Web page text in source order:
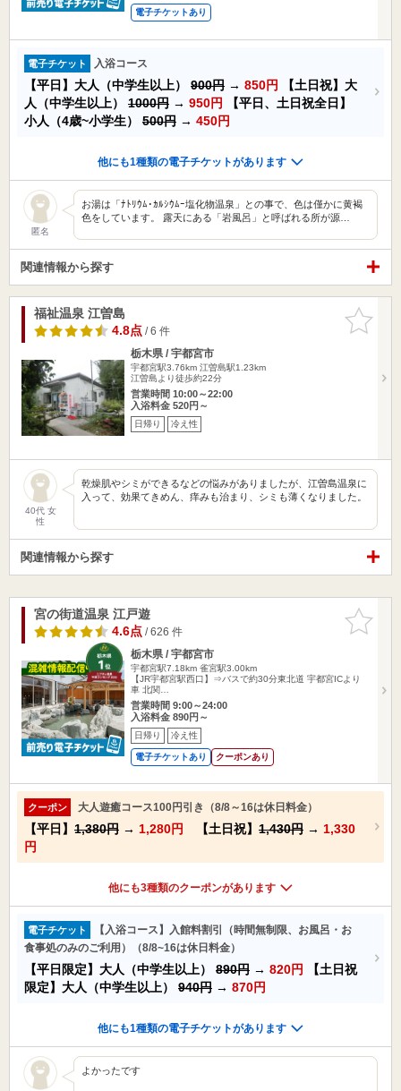
電子チケットあり
電子チケット 入浴コース
【平日】大人（中学生以上） 900円 → 850円
【土日祝】大
人（中学生以上） 1000円 → 950円
【平日、土日祝全日】
小人（4歳~小学生） 500円 → 450円
他にも1種類の電子チケットがあります
匿名
お湯は「ﾅﾄﾘｳﾑ･ｶﾙｼｳﾑｰ塩化物温泉」との事で、色は僅かに黄褐
色をしています。 露天にある「岩風呂」と呼ばれる所が源…
関連情報から探す
お気に入
りに追加
福祉温泉 江曽島
4.8点/ 6 件
栃木県 / 宇都宮市
宇都宮駅3.76km 江曽島駅1.23km
江曽島より徒歩約22分
営業時間 10:00～22:00
入浴料金 520円～
日帰り 冷え性
40代 女
性
乾燥肌やシミができるなどの悩みがありましたが、江曽島温泉に
入って、効果てきめん、痒みも治まり、シミも薄くなりました。
関連情報から探す
お気に入
りに追加
宮の街道温泉 江戸遊
4.6点/ 626 件
栃木県 / 宇都宮市
宇都宮駅7.18km 雀宮駅3.00km
【JR宇都宮駅西口】⇒バスで約30分東北道 宇都宮ICより
車 北関…
営業時間 9:00～24:00
入浴料金 890円～
日帰り 冷え性
電子チケットあり クーポンあり
クーポン 大人遊癒コース100円引き（8/8～16は休日料金）
【平日】 1,380円 → 1,280円 【土日祝】 1,430円 → 1,330
円
他にも3種類のクーポンがあります
電子チケット
【入浴コース】入館料割引（時間無制限、お風呂・お
食事処のみのご利用）（8/8~16は休日料金）
【平日限定】大人（中学生以上） 890円 → 820円
【土日祝
限定】大人（中学生以上） 940円 → 870円
他にも1種類の電子チケットがあります
よかったです